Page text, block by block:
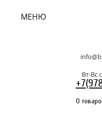
МЕНЮ
Вт-Вс
0